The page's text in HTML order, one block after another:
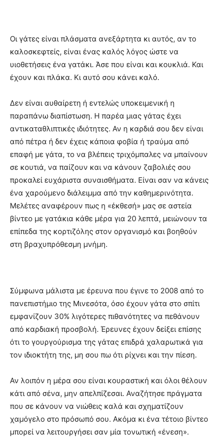
Οι γάτες είναι πλάσματα ανεξάρτητα κι αυτός, αν το
καλοσκεφτείς, είναι ένας καλός λόγος ώστε να
υιοθετήσεις ένα γατάκι. Άσε που είναι και κουκλιά. Και
έχουν και πλάκα. Κι αυτό σου κάνει καλό.
Δεν είναι αυθαίρετη ή εντελώς υποκειμενική η
παραπάνω διαπίστωση. Η παρέα μιας γάτας έχει
αντικαταθλιπτικές ιδιότητες. Αν η καρδιά σου δεν είναι
από πέτρα ή δεν έχεις κάποια φοβία ή τραύμα από
επαφή με γάτα, το να βλέπεις τριχόμπαλες να μπαίνουν
σε κουτιά, να παίζουν και να κάνουν ζαβολιές σου
προκαλεί ευχάριστα συναισθήματα. Είναι σαν να κάνεις
ένα χαρούμενο διάλειμμα από την καθημερινότητα.
Μελέτες αναφέρουν πως η «έκθεσή» μας σε αστεία
βίντεο με γατάκια κάθε μέρα για 20 λεπτά, μειώνουν τα
επίπεδα της κορτιζόλης στον οργανισμό και βοηθούν
στη βραχυπρόθεσμη μνήμη.
Σύμφωνα μάλιστα με έρευνα που έγινε το 2008 από το
πανεπιστήμιο της Μινεσότα, όσο έχουν γάτα στο σπίτι
εμφανίζουν 30% λιγότερες πιθανότητες να πεθάνουν
από καρδιακή προσβολή. Έρευνες έχουν δείξει επίσης
ότι το γουργούρισμα της γάτας επιδρά χαλαρωτικά για
τον ιδιοκτήτη της, μη σου πω ότι ρίχνει και την πίεση.
Αν λοιπόν η μέρα σου είναι κουραστική και όλοι θέλουν
κάτι από σένα, μην απελπίζεσαι. Αναζήτησε πράγματα
που σε κάνουν να νιώθεις καλά και σχηματίζουν
χαμόγελο στο πρόσωπό σου. Ακόμα κι ένα τέτοιο βίντεο
μπορεί να λειτουργήσει σαν μία τονωτική «ένεση».